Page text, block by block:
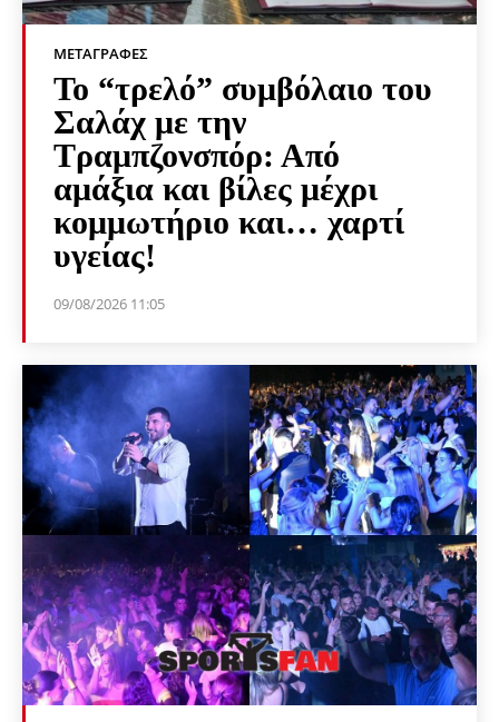
ΜΕΤΑΓΡΑΦΈΣ
Το “τρελό” συμβόλαιο του
Σαλάχ με την
Τραμπζονσπόρ: Από
αμάξια και βίλες μέχρι
κομμωτήριο και… χαρτί
υγείας!
09/08/2026 11:05